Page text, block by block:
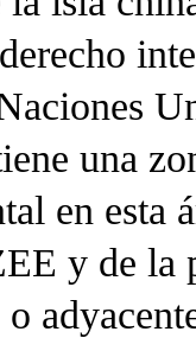
una
en esta
y de la